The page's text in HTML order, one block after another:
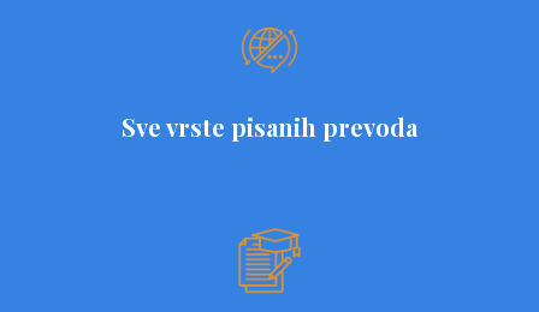
Sve vrste pisanih prevoda